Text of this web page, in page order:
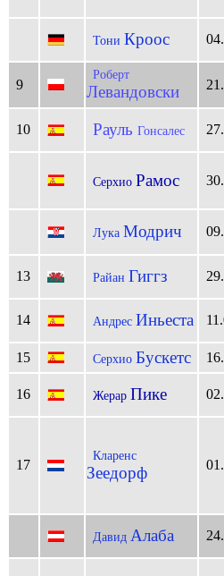
Тони Кроос
9
Роберт
Левандовски
10 Рауль Гонсалес
Серхио Рамос
Лука Модрич
13 Райан Гиггз
14 Андрес Иньеста
15 Серхио Бускетс
16 Жерар Пике
17
Кларенс
Зеедорф
Давид Алаба